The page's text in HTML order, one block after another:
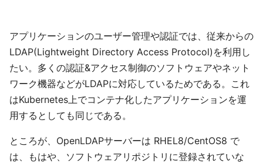
アプリケーションのユーザー管理や認証では、従来からの
LDAP(Lightweight Directory Access Protocol)を利用し
たい。多くの認証&アクセス制御のソフトウェアやネット
ワーク機器などがLDAPに対応しているためである。これ
はKubernetes上でコンテナ化したアプリケーションを運
用するとしても同じである。
ところが、OpenLDAPサーバーは RHEL8/CentOS8 で
は、もはや、ソフトウェアリポジトリに登録されていな